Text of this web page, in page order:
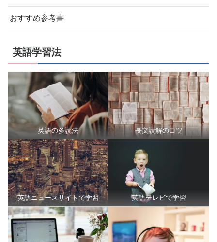
おすすめ参考書
英語学習法
英語の多読法 長文読解のコツ
英語ニュースサイトで学習 英語テレビで学習